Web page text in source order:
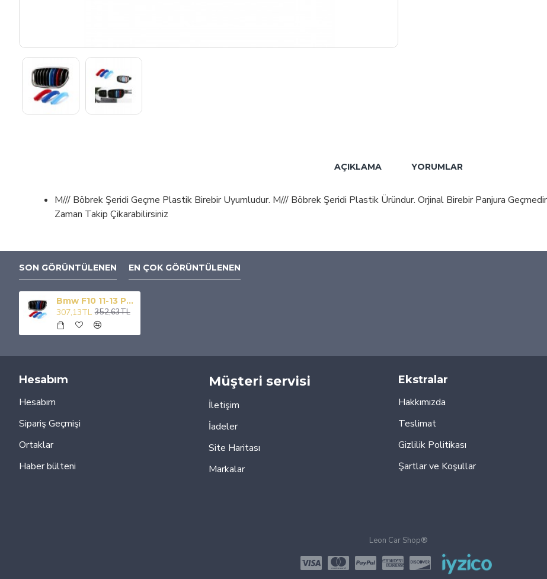
AÇIKLAMA YORUMLAR
M/// Böbrek Şeridi Geçme Plastik Birebir Uyumludur. M/// Böbrek Şeridi Plastik Üründur. Orjinal Birebir Panjura
Zaman Takip Çikarabilirsiniz
SON GÖRÜNTÜLENEN EN ÇOK GÖRÜNTÜLENEN
Bmw F10 11-13 Panjur Böbrek Şeridi Böbrek Şeridi Araca Özel
307,13TL 352,63TL
Hesabım
Hesabım
Sipariş Geçmişi
Ortaklar
Haber bülteni
Müşteri servisi
İletişim
İadeler
Site Haritası
Markalar
Ekstralar
Hakkımızda
Teslimat
Gizlilik Politikası
Şartlar ve Koşullar
Leon Car Shop®